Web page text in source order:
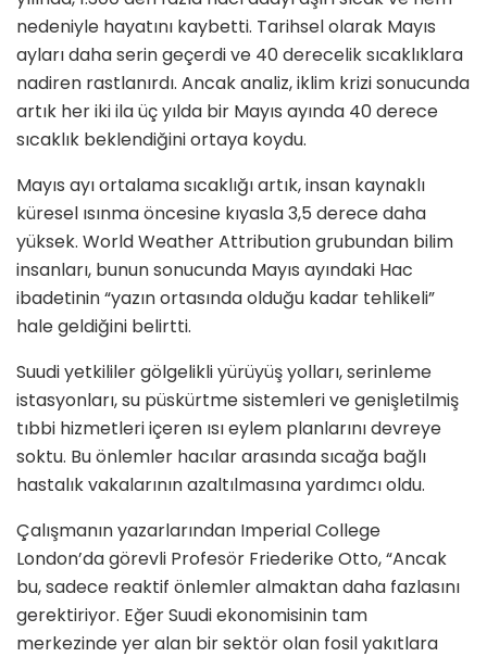
nedeniyle hayatını kaybetti. Tarihsel olarak Mayıs
ayları daha serin geçerdi ve 40 derecelik sıcaklıklara
nadiren rastlanırdı. Ancak analiz, iklim krizi sonucunda
artık her iki ila üç yılda bir Mayıs ayında 40 derece
sıcaklık beklendiğini ortaya koydu.
Mayıs ayı ortalama sıcaklığı artık, insan kaynaklı
küresel ısınma öncesine kıyasla 3,5 derece daha
yüksek. World Weather Attribution grubundan bilim
insanları, bunun sonucunda Mayıs ayındaki Hac
ibadetinin “yazın ortasında olduğu kadar tehlikeli”
hale geldiğini belirtti.
Suudi yetkililer gölgelikli yürüyüş yolları, serinleme
istasyonları, su püskürtme sistemleri ve genişletilmiş
tıbbi hizmetleri içeren ısı eylem planlarını devreye
soktu. Bu önlemler hacılar arasında sıcağa bağlı
hastalık vakalarının azaltılmasına yardımcı oldu.
Çalışmanın yazarlarından Imperial College
London’da görevli Profesör Friederike Otto, “Ancak
bu, sadece reaktif önlemler almaktan daha fazlasını
gerektiriyor. Eğer Suudi ekonomisinin tam
merkezinde yer alan bir sektör olan fosil yakıtlara